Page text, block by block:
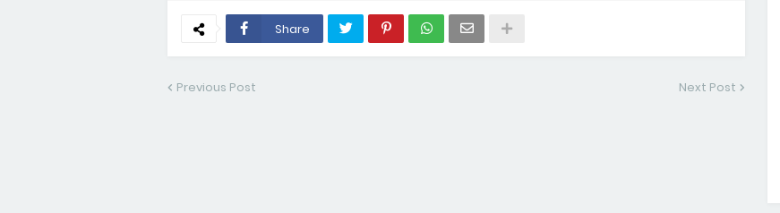
Share
Previous Post Next Post